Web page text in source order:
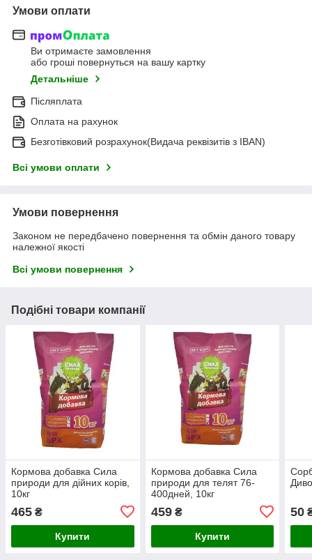
Умови оплати
Ви отримаєте замовлення
або гроші повернуться на вашу картку
Детальніше
Післяплата
Оплата на рахунок
Безготівковий розрахунок(Видача реквізитів з IBAN)
Всі умови оплати
Умови повернення
Законом не передбачено повернення та обмін даного товару
належної якості
Всі умови повернення
Подібні товари компанії
Кормова добавка Сила
природи для дійних корів,
10кг
465 ₴
Купити
Кормова добавка Сила
природи для телят 76-
400дней, 10кг
459₴
Купити
50